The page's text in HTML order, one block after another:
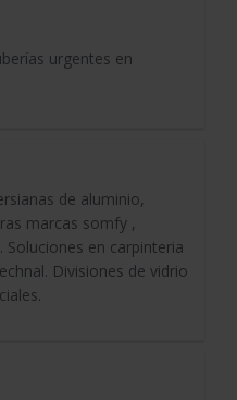
urgentes en
de aluminio,
marcas somfy ,
en carpinteria
Divisiones de vidrio